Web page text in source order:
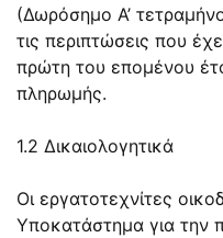
(Δωρόσημο Α’
τις περιπτώσεις που
πρώτη του επομένου
πληρωμής.
1.2 Δικαιολογητικά
Οι εργατοτεχνίτες
Υποκατάστημα για την